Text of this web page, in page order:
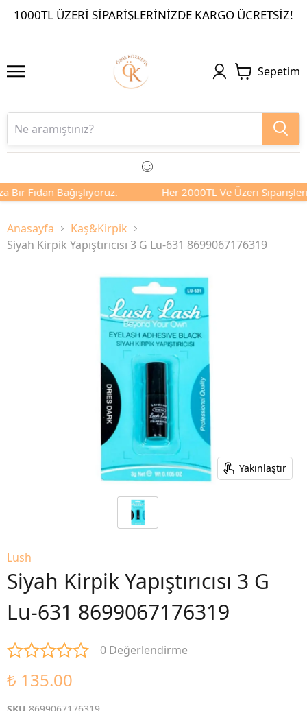
1000TL ÜZERI SIPARIŞLERINIZDE KARGO ÜCRETSIZ!
Sepetim
Bir Fidan Bağışlıyoruz. Her 2000TL Ve Üzeri
Anasayfa
Kaş&Kirpik
Siyah Kirpik Yapıştırıcısı 3 G Lu-631 8699067176319
Yakınlaştır
Lush
Siyah Kirpik Yapıştırıcısı 3 G
Lu-631 8699067176319
0 Değerlendirme
₺ 135.00